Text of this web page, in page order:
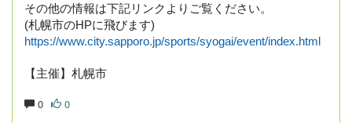
その他の情報は下記リンクよりご覧ください。
(札幌市のHPに飛びます)
https://www.city.sapporo.jp/sports/syogai/event/index.html
【主催】札幌市
0 0